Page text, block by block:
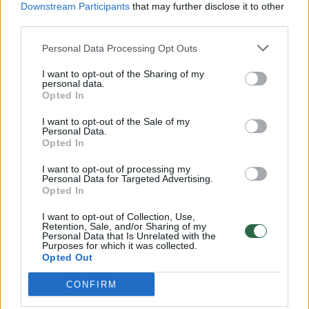
Downstream Participants that may further disclose it to other
Personal Data Processing Opt Outs
I want to opt-out of the Sharing of my
personal data.
Opted In
I want to opt-out of the Sale of my
Personal Data.
Opted In
I want to opt-out of processing my
Personal Data for Targeted Advertising.
Opted In
I want to opt-out of Collection, Use,
Retention, Sale, and/or Sharing of my
Personal Data that Is Unrelated with the
Purposes for which it was collected.
Opted Out
CONFIRM
00:00:57
32 laipsnių šilumos
Žinios | Orai
Nufilmavo, kaip patvino Vilniaus Vakarinis aplinkkelis:
vaizdas pribloškia
dvi moteris
Žinios | Lietuvos diena